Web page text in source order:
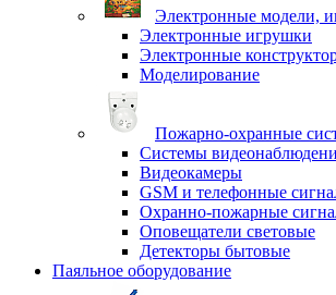
Электронные модели,
Электронные игрушки
Электронные
Моделирование
Пожарно-охранные
Системы
Видеокамеры
GSM и телефонные
Охранно-пожарные
Оповещатели световые
Детекторы бытовые
Паяльное оборудование